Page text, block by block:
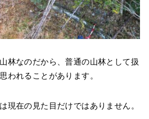
林なのだから、普通の山林として扱
われることがあります。
現在の見た目だけではありません。